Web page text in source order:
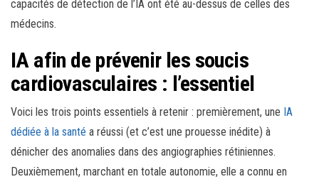
capacités de détection de l’IA ont été au-dessus de celles des
médecins.
IA afin de prévenir les soucis
cardiovasculaires : l’essentiel
Voici les trois points essentiels à retenir : premièrement, une IA
dédiée à la santé a réussi (et c’est une prouesse inédite) à
dénicher des anomalies dans des angiographies rétiniennes.
Deuxièmement, marchant en totale autonomie, elle a connu en